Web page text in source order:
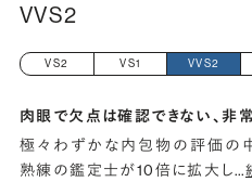
VVS2
VS2 VS1 VVS2
肉眼で欠点は確認できない、非
極々わずかな内包物の評価の
熟練の鑑定士が10倍に拡大し…